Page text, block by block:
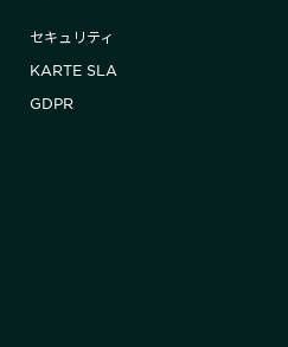
セキュリティ
KARTE SLA
GDPR